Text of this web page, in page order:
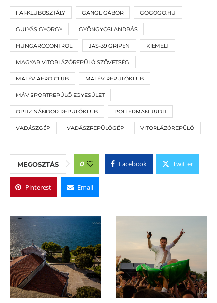
FAI-KLUBOSZTÁLY GANGL GÁBOR GOGOGO.HU
GULYÁS GYÖRGY GYÖNGYÖSI ANDRÁS
HUNGAROCONTROL JAS-39 GRIPEN KIEMELT
MAGYAR VITORLÁZÓREPÜLŐ SZÖVETSÉG
MALÉV AERO CLUB MALÉV REPÜLŐKLUB
MÁV SPORTREPÜLŐ EGYESÜLET
OPITZ NÁNDOR REPÜLŐKLUB POLLERMAN JUDIT
VADÁSZGÉP VADÁSZREPÜLŐGÉP VITORLÁZÓREPÜLŐ
MEGOSZTÁS 0 Facebook Twitter
Pinterest Email